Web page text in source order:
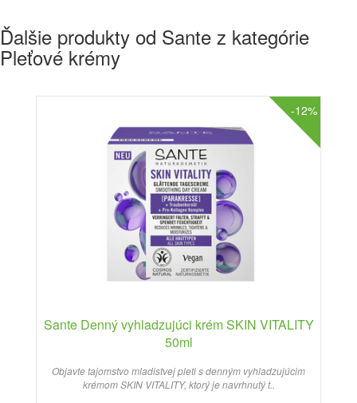
Ďalšie produkty od Sante z kategórie
Pleťové krémy
-12%
Sante Denný vyhladzujúci krém SKIN VITALITY
50ml
Objavte tajomstvo mladistvej pleti s denným vyhladzujúcim
krémom SKIN VITALITY, ktorý je navrhnutý t..